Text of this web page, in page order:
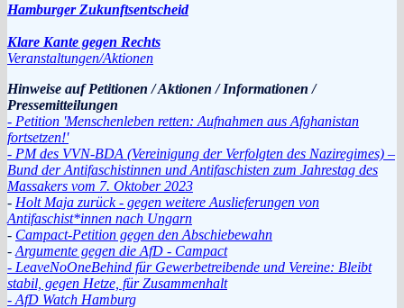
Hamburger Zukunftsentscheid
Klare Kante gegen Rechts
Veranstaltungen/Aktionen
Hinweise auf Petitionen / Aktionen / Informationen /
Pressemitteilungen
- Petition 'Menschenleben retten: Aufnahmen aus Afghanistan
fortsetzen!'
- PM des VVN-BDA (Vereinigung der Verfolgten des Naziregimes) –
Bund der Antifaschistinnen und Antifaschisten zum Jahrestag des
Massakers vom 7. Oktober 2023
- Holt Maja zurück - gegen weitere Auslieferungen von
Antifaschist*innen nach Ungarn
- Campact-Petition gegen den Abschiebewahn
- Argumente gegen die AfD - Campact
- LeaveNoOneBehind für Gewerbetreibende und Vereine: Bleibt
stabil, gegen Hetze, für Zusammenhalt
- AfD Watch Hamburg